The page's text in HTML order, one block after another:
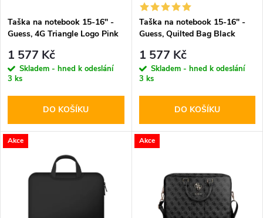
p
r
o
d
u
s
p
r
o
d
Taška na notebook 15-16" -
Guess, 4G Triangle Logo Pink
1 577 Kč
Skladem - hned k odeslání
3 ks
DO KOŠÍKU
Taška na notebook 15-16" -
Guess, Quilted Bag Black
1 577 Kč
Skladem - hned k odeslání
3 ks
DO KOŠÍKU
Akce Akce